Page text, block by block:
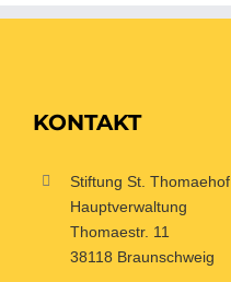
KONTAKT
Stiftung St. Thomaehof
Hauptverwaltung
Thomaestr. 11
38118 Braunschweig